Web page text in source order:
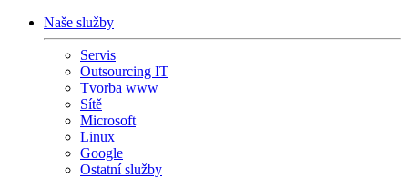
Naše služby
Servis
Outsourcing IT
Tvorba www
Sítě
Microsoft
Linux
Google
Ostatní služby